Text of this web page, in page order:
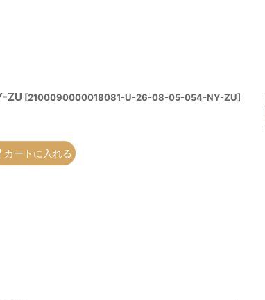
ZU [2100090000018081-U-26-08-05-054-NY-ZU]
カートに入れる